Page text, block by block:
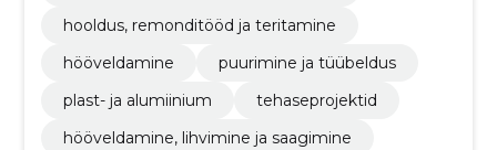
hooldus, remonditööd ja teritamine
hööveldamine
puurimine ja tüübeldus
plast- ja alumiinium
tehaseprojektid
hööveldamine, lihvimine ja saagimine